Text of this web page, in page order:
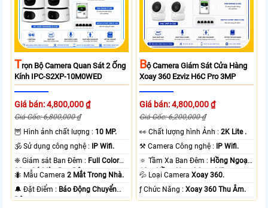
TRọn Bộ Camera Quan Sát 2 Ống
Kính IPC-S2XP-10M0WED
Giá bán: 4,800,000 ₫
Giá Gốc: 6,800,000 ₫
🦉 Hình ảnh chất lượng : 10 MP.
🕉️ Sử dụng công nghệ :
IP Wifi.
❈ Giám sát Ban Đêm : Full Color
20m Có Màu Ban Ðêm.
🐜 Mẫu Camera2 Mắt Trong Nhà.
️🔔 Đặt Điểm : Báo Động Chuyển
Động.
BỘ Camera Giám Sát Cửa Hàng
Xoay 360 Ezviz H6C Pro 3MP
Giá bán: 4,800,000 ₫
Giá Gốc: 6,200,000 ₫
️👀 Chất lượng hình Ảnh :2K Lite .
⚒ Camera Công nghệ :
IP Wifi.
🔅 Tầm Xa Ban Đêm : Hồng Ngoại
10m Hồng Ngoại Smart IR.
💦 Loại CameraXoay 360.
️ƒ Chức Năng :Xoay 360 Thu Âm.